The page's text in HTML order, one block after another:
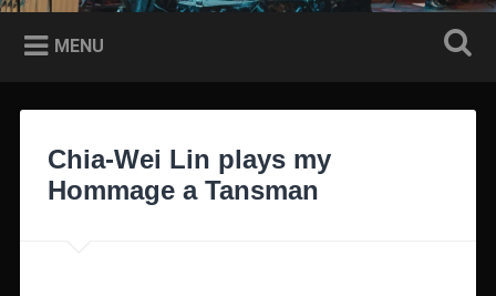
MENU
Chia-Wei Lin plays my
Hommage a Tansman